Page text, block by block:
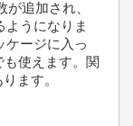
が追加され、
ようになりま
ケージに入っ
使えます。関
ります。